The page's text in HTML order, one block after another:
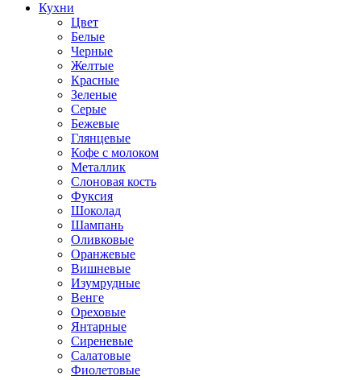
Кухни
Цвет
Белые
Черные
Желтые
Красные
Зеленые
Серые
Бежевые
Глянцевые
Кофе с молоком
Металлик
Слоновая кость
Фуксия
Шоколад
Шампань
Оливковые
Оранжевые
Вишневые
Изумрудные
Венге
Ореховые
Янтарные
Сиреневые
Салатовые
Фиолетовые